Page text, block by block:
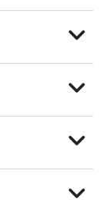
expand_more
expand_more
expand_more
expand_more